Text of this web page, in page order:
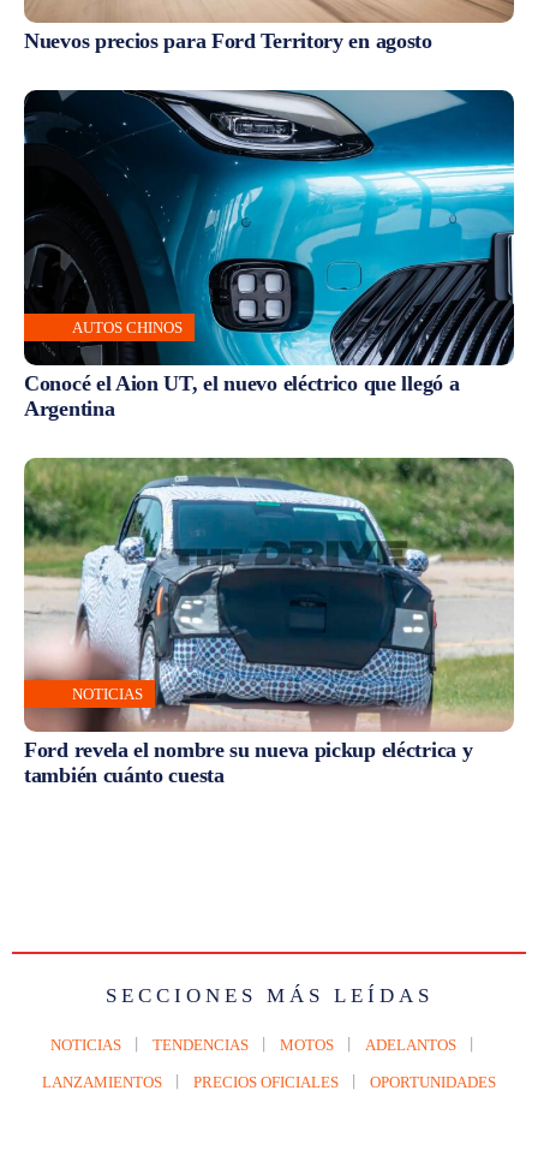
Nuevos precios para Ford Territory en agosto
AUTOS CHINOS
Conocé el Aion UT, el nuevo eléctrico que llegó a
Argentina
NOTICIAS
Ford revela el nombre su nueva pickup eléctrica y
también cuánto cuesta
SECCIONES MÁS LEÍDAS
NOTICIAS TENDENCIAS MOTOS ADELANTOS
LANZAMIENTOS PRECIOS OFICIALES OPORTUNIDADES